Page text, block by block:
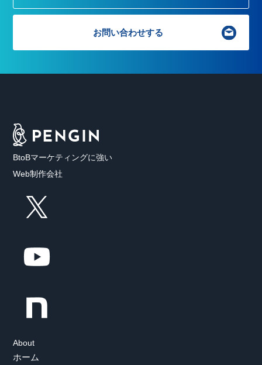
お問い合わせする
BtoBマーケティングに強い
Web制作会社
About
ホーム